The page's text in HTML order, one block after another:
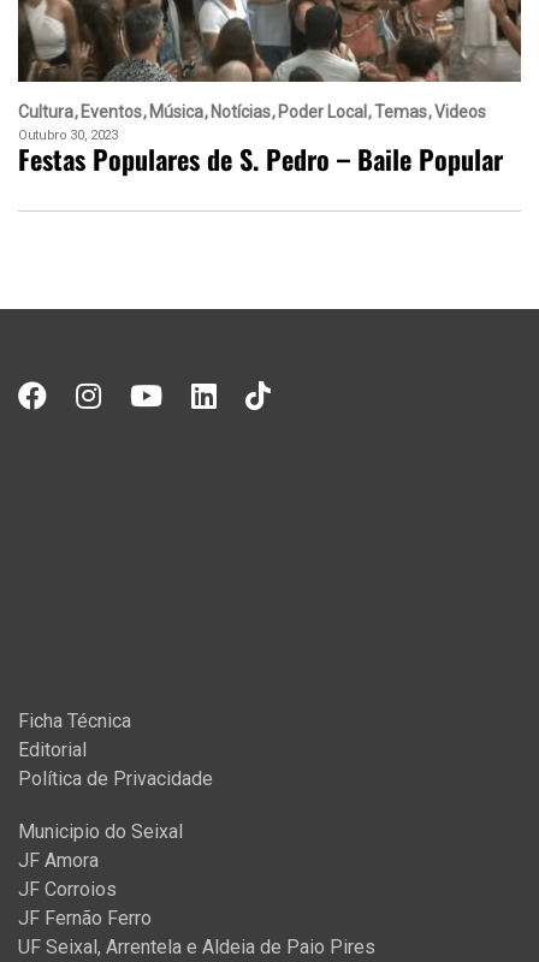
Cultura Eventos Música Notícias Poder Local Temas Videos
Outubro 30, 2023
Festas Populares de S. Pedro – Baile Popular
Ficha Técnica
Editorial
Política de Privacidade
Municipio do Seixal
JF Amora
JF Corroios
JF Fernão Ferro
UF Seixal, Arrentela e Aldeia de Paio Pires